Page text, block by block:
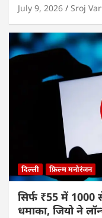
July 9, 2026 Sroj
दिल्ली फ़िल्म मनोरंजन
सिर्फ ₹55 में 1000
धमाका, जियो ने